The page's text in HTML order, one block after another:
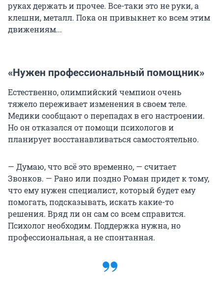
руках держать и прочее. Все-таки это не руки, а
клешни, металл. Пока он привыкнет ко всем этим
движениям...
«Нужен профессиональный помощник»
Естественно, олимпийский чемпион очень
тяжело переживает изменения в своем теле.
Медики сообщают о перепадах в его настроении.
Но он отказался от помощи психологов и
планирует восстанавливаться самостоятельно.
— Думаю, что всё это временно, — считает
Звонков. — Рано или поздно Роман придет к тому,
что ему нужен специалист, который будет ему
помогать, подсказывать, искать какие-то
решения. Вряд ли он сам со всем справится.
Психолог необходим. Поддержка нужна, но
профессиональная, а не спонтанная.